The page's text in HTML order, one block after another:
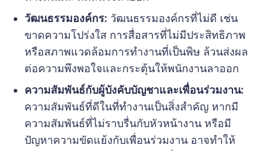
วัฒนธรรมองค์กร: วัฒนธรรมองค์กรที่ไม่ดี เช่น
ขาดความโปร่งใส การสื่อสารที่ไม่มีประสิทธิภาพ
หรือสภาพแวดล้อมการทำงานที่เป็นพิษ ล้วนส่งผล
ต่อความพึงพอใจและกระตุ้นให้พนักงานลาออก
ความสัมพันธ์กับผู้บังคับบัญชาและเพื่อนร่วมงาน:
ความสัมพันธ์ที่ดีในที่ทำงานเป็นสิ่งสำคัญ หากมี
ความสัมพันธ์ที่ไม่ราบรื่นกับหัวหน้างาน หรือมี
ปัญหาความขัดแย้งกับเพื่อนร่วมงาน อาจทำให้